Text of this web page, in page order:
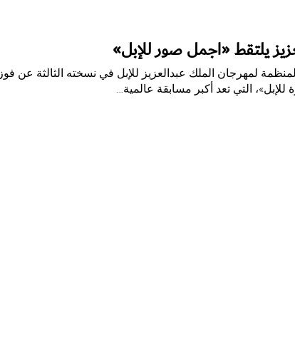
يلتقط «أجمل صور للإبل»
لمهرجان الملك عبدالعزيز للإبل في نسخته الثالثة عن فوز
التي تعد أكبر مسابقة عالمية…